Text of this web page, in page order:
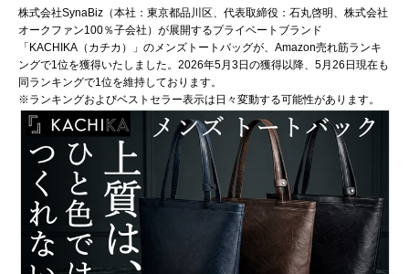
株式会社SynaBiz（本社：東京都品川区、代表取締役：石丸啓明、株式会社
オークファン100％子会社）が展開するプライベートブランド
「KACHIKA（カチカ）」のメンズトートバッグが、Amazon売れ筋ランキ
ングで1位を獲得いたしました。2026年5月3日の獲得以降、5月26日現在も
同ランキングで1位を維持しております。
※ランキングおよびベストセラー表示は日々変動する可能性があります。